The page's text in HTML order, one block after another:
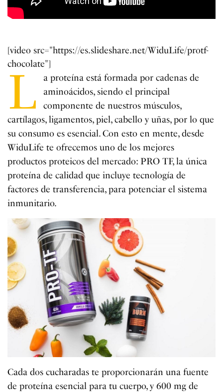
[video src="https://es.slideshare.net/WiduLife/protf-
chocolate"]
L
a proteína está formada por cadenas de
aminoácidos, siendo el principal
componente de nuestros músculos,
cartílagos, ligamentos, piel, cabello y uñas, por lo que
su consumo es esencial. Con esto en mente, desde
WiduLife te ofrecemos uno de los mejores
productos proteicos del mercado: PRO TF, la única
proteína de calidad que incluye tecnología de
factores de transferencia, para potenciar el sistema
inmunitario.
Cada dos cucharadas te proporcionarán una fuente
de proteína esencial para tu cuerpo, y 600 mg de